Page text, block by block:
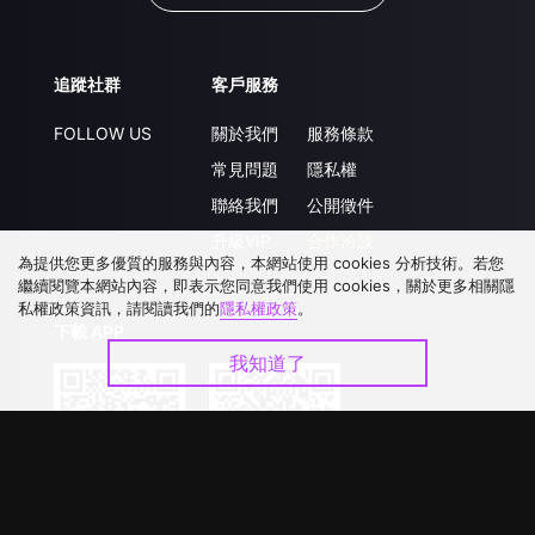
追蹤社群
FOLLOW US
客戶服務
關於我們
常見問題
聯絡我們
服務條款
隱私權
公開徵件
為提供您更多優質的服務與內容，本網站使用 cookies 分析技術。若您
繼續閱覽本網站內容，即表示您同意我們使用 cookies，關於更多相關隱
私權政策資訊，請閱讀我們的隱私權政策。
我知道了